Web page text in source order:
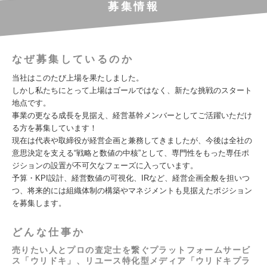
募集情報
なぜ募集しているのか
当社はこのたび上場を果たしました。
しかし私たちにとって上場はゴールではなく、新たな挑戦のスタート
地点です。
事業の更なる成長を見据え、経営基幹メンバーとしてご活躍いただけ
る方を募集しています！
現在は代表や取締役が経営企画と兼務してきましたが、今後は全社の
意思決定を支える“戦略と数値の中核”として、専門性をもった専任ポ
ジションの設置が不可欠なフェーズに入っています。
予算・KPI設計、経営数値の可視化、IRなど、経営企画全般を担いつ
つ、将来的には組織体制の構築やマネジメントも見据えたポジション
を募集します。
どんな仕事か
売りたい人とプロの査定士を繋ぐプラットフォームサービ
ス「ウリドキ」、リユース特化型メディア「ウリドキプラ